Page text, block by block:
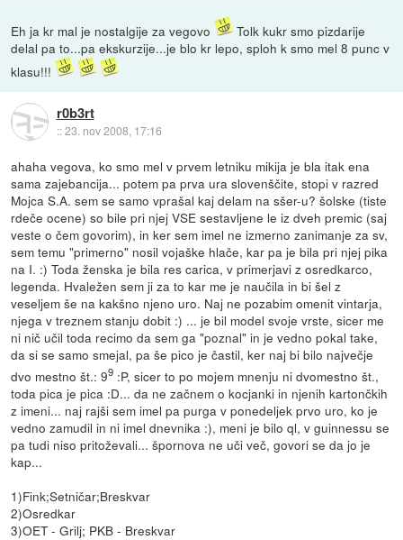
Eh ja kr mal je nostalgije za vegovo
Tolk kukr smo pizdarije
delal pa to...pa ekskurzije...je blo kr lepo, sploh k smo mel 8 punc v
klasu!!!
r0b3rt
::23. nov 2008, 17:16
ahaha vegova, ko smo mel v prvem letniku mikija je bla itak ena
sama zajebancija... potem pa prva ura slovenščite, stopi v razred
Mojca S.A. sem se samo vprašal kaj delam na sšer-u? šolske (tiste
rdeče ocene) so bile pri njej VSE sestavljene le iz dveh premic (saj
veste o čem govorim), in ker sem imel ne izmerno zanimanje za sv,
sem temu "primerno" nosil vojaške hlače, kar pa je bila pri njej pika
na I. :) Toda ženska je bila res carica, v primerjavi z osredkarco,
legenda. Hvaležen sem ji za to kar me je naučila in bi šel z
veseljem še na kakšno njeno uro. Naj ne pozabim omenit vintarja,
njega v treznem stanju dobit :) ... je bil model svoje vrste, sicer me
ni nič učil toda recimo da sem ga "poznal" in je vedno pokal take,
da si se samo smejal, pa še pico je častil, ker naj bi bilo največje
dvo mestno št.: 99 :P, sicer to po mojem mnenju ni dvomestno št.,
toda pica je pica :D... da ne začnem o kocjanki in njenih kartončkih
z imeni... naj rajši sem imel pa purga v ponedeljek prvo uro, ko je
vedno zamudil in ni imel dnevnika :), meni je bilo ql, v guinnessu se
pa tudi niso pritoževali... špornova ne uči več, govori se da jo je
kap...
1)Fink;Setničar;Breskvar
2)Osredkar
3)OET - Grilj; PKB - Breskvar